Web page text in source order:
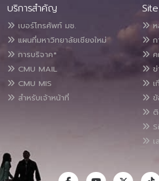
บริการสำคัญ
เบอร์โทรศัพท์ มช.
แผนที่มหาวิทยาลัยเชียงใหม่
การบริจาค*
CMU MAIL
CMU MIS
สำหรับเจ้าหน้าที่
ห
ข่